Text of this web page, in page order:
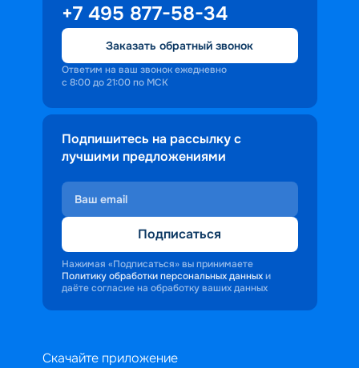
+7 495 877-58-34
Заказать обратный звонок
Ответим на ваш звонок ежедневно
с 8:00 до 21:00 по МСК
Подпишитесь на рассылку с
лучшими предложениями
Подписаться
Нажимая «Подписаться» вы принимаете
Политику обработки персональных данных и
даёте согласие на обработку ваших данных
Скачайте приложение